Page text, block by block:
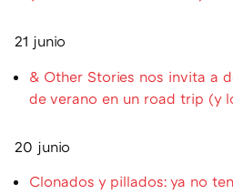
21 junio
& Other Stories nos invita a
de verano en un road trip (y
20 junio
Clonados y pillados: ya no